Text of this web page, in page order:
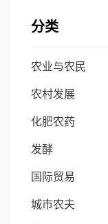
分类
农业与农民
农村发展
化肥农药
发酵
国际贸易
城市农夫